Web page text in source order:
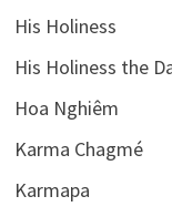
His Holiness
His Holiness the
Hoa Nghiêm
Karma Chagmé
Karmapa